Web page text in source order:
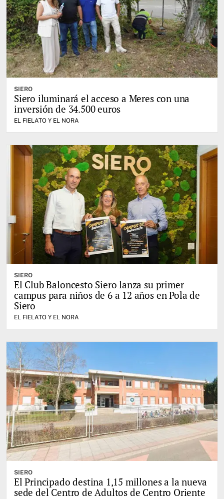
SIERO
Siero iluminará el acceso a Meres con una
inversión de 34.500 euros
EL FIELATO Y EL NORA
SIERO
El Club Baloncesto Siero lanza su primer
campus para niños de 6 a 12 años en Pola de
Siero
EL FIELATO Y EL NORA
SIERO
El Principado destina 1,15 millones a la nueva
sede del Centro de Adultos de Centro Oriente